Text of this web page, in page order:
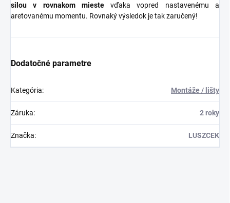
silou v rovnakom mieste
vďaka vopred nastavenému a
aretovanému momentu. Rovnaký výsledok je tak zaručený!
Dodatočné parametre
Kategória: Montáže / lišty
Záruka: 2 roky
Značka: LUSZCEK